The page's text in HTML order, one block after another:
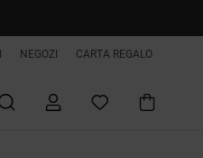
NEGOZI CARTA REGALO